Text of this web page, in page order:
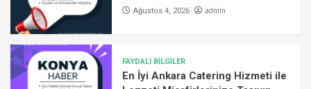
Ağustos 4, 2026 admin
FAYDALI BİLGİLER
En İyi Ankara Catering Hizmeti ile